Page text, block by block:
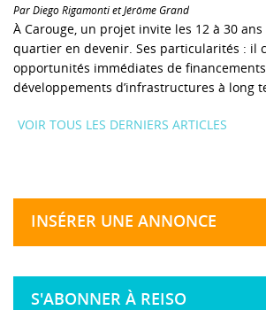
Par Diego Rigamonti et Jérôme Grand
À Carouge, un projet invite les 12 à 30
quartier en devenir. Ses particularités : il
opportunités immédiates de
développements d’infrastructures à long
VOIR TOUS LES DERNIERS ARTICLES
INSÉRER UNE ANNONCE
S'ABONNER À REISO